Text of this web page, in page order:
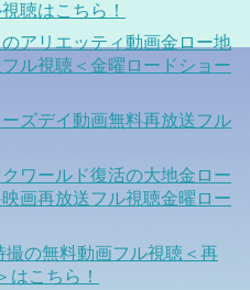
聴はこちら！
アリエッティ動画金ロー地
ル視聴＜金曜ロードショー
ズデイ動画無料再放送フル
ワールド復活の大地金ロー
画再放送フル視聴金曜ロー
撮の無料動画フル視聴＜再
はこちら！